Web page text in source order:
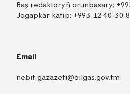
Baş redaktoryň orunbasary:
Jogapkär kätip: +993 12 40-30-
Email
nebit-gazazeti@oilgas.gov.tm